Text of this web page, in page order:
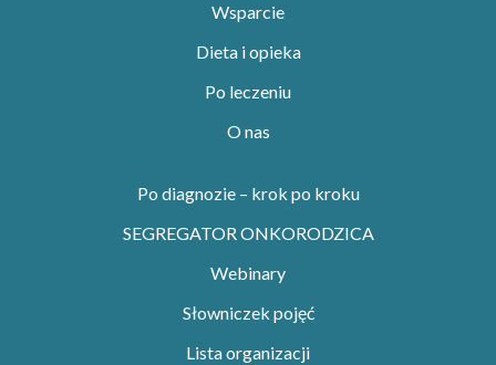
Wsparcie
Dieta i opieka
Po leczeniu
O nas
Po diagnozie – krok po kroku
SEGREGATOR ONKORODZICA
Webinary
Słowniczek pojęć
Lista organizacji